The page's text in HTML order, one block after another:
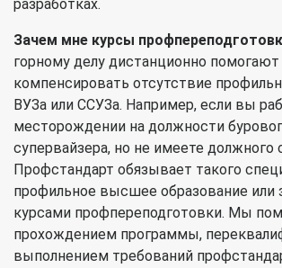
разработках.
Зачем мне курсы
горному делу дистанционно помогают
компенсировать отсутствие
ВУЗа или ССУЗа. Например, если вы
месторождении на должности
супервайзера, но не имеете должного
Профстандарт обязывает такого
профильное высшее образование или
курсами профпереподготовки. Мы
прохождением программы,
выполнением требований